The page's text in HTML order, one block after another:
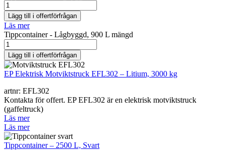
Lägg till i offertförfrågan
Läs mer
Tippcontainer - Lågbyggd, 900 L mängd
Lägg till i offertförfrågan
EP Elektrisk Motviktstruck EFL302 – Litium, 3000 kg
artnr: EFL302
Kontakta för offert. EP EFL302 är en elektrisk motviktstruck
(gaffeltruck)
Läs mer
Läs mer
Tippcontainer – 2500 L, Svart